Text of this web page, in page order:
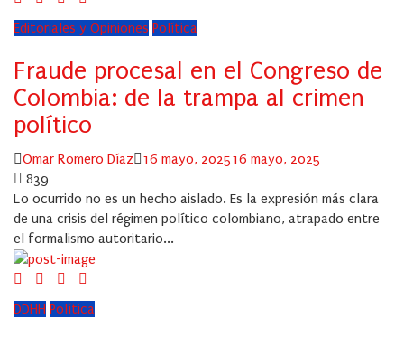
Editoriales y Opiniones Política
Fraude procesal en el Congreso de
Colombia: de la trampa al crimen
político
Author
Omar Romero Díaz
Posted
16 mayo, 202516 mayo, 2025
839
Lo ocurrido no es un hecho aislado. Es la expresión más clara
de una crisis del régimen político colombiano, atrapado entre
el formalismo autoritario...
DDHH Política